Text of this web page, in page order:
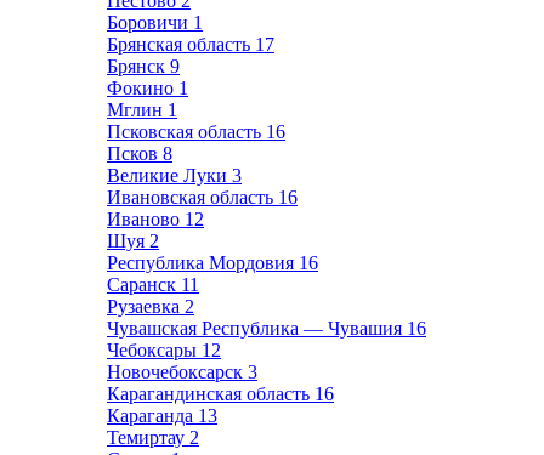
Боровичи 1
Брянская область 17
Брянск 9
Фокино 1
Мглин 1
Псковская область 16
Псков 8
Великие Луки 3
Ивановская область 16
Иваново 12
Шуя 2
Республика Мордовия 16
Саранск 11
Рузаевка 2
Чувашская Республика — Чувашия 16
Чебоксары 12
Новочебоксарск 3
Карагандинская область 16
Караганда 13
Темиртау 2